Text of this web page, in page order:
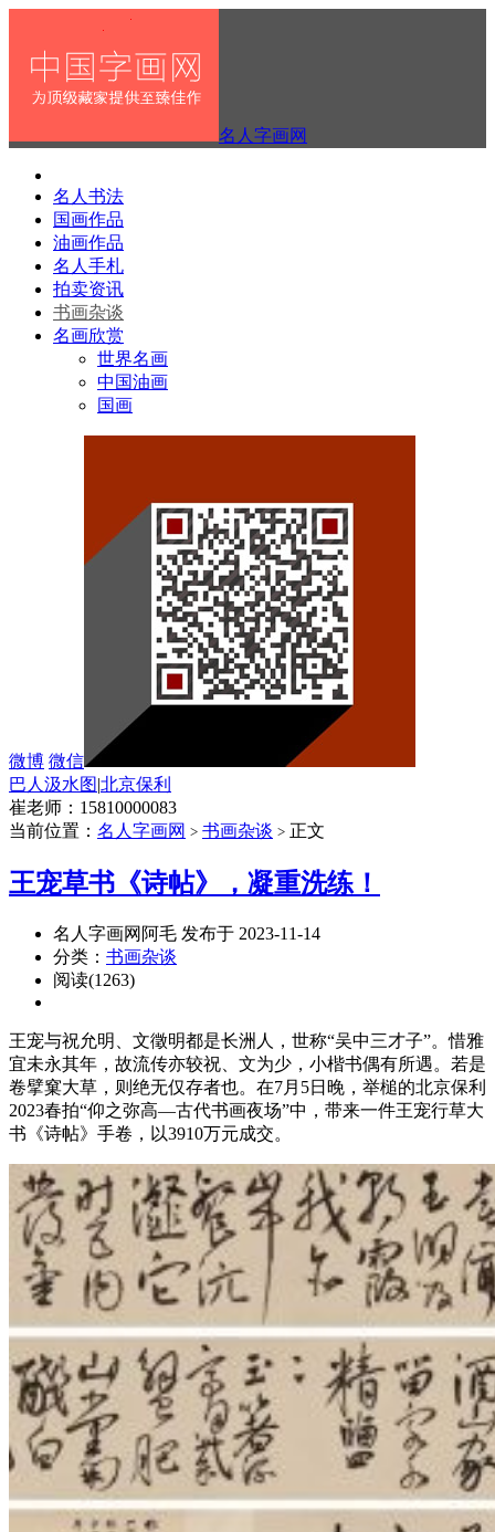
名人字画网
名人书法
国画作品
油画作品
名人手札
拍卖资讯
书画杂谈
名画欣赏
世界名画
中国油画
国画
微博 微信
巴人汲水图|北京保利
崔老师：15810000083
当前位置： 名人字画网 > 书画杂谈 > 正文
王宠草书《诗帖》，凝重洗练！
名人字画网阿毛 发布于 2023-11-14
分类： 书画杂谈
阅读(1263)
王宠与祝允明、文徵明都是长洲人，世称“吴中三才子”。惜雅
宜未永其年，故流传亦较祝、文为少，小楷书偶有所遇。若是
卷擘窠大草，则绝无仅存者也。在7月5日晚，举槌的北京保利
2023春拍“仰之弥高—古代书画夜场”中，带来一件王宠行草大
书《诗帖》手卷，以3910万元成交。